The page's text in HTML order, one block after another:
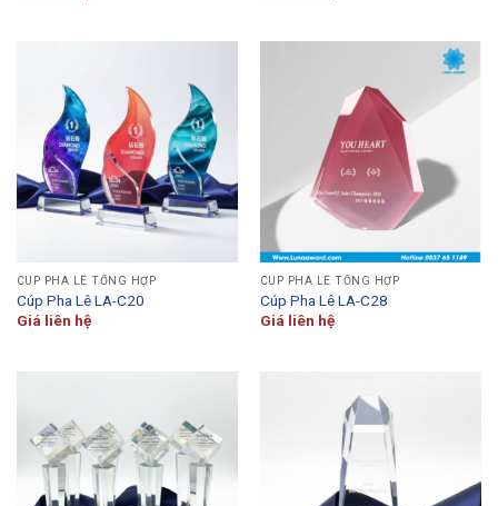
CÚP PHA LÊ TỔNG HỢP
Cúp Pha Lê LA-C20
Giá liên hệ
CÚP PHA LÊ TỔNG HỢP
Cúp Pha Lê LA-C28
Giá liên hệ